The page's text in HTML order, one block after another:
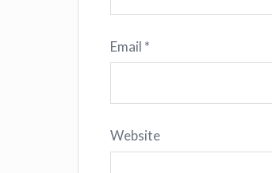
Email *
Website